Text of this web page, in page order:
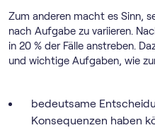
Zum anderen macht es Sinn,
nach Aufgabe zu variieren.
in 20 % der Fälle anstreben.
und wichtige Aufgaben, wie
bedeutsame
Konsequenzen haben